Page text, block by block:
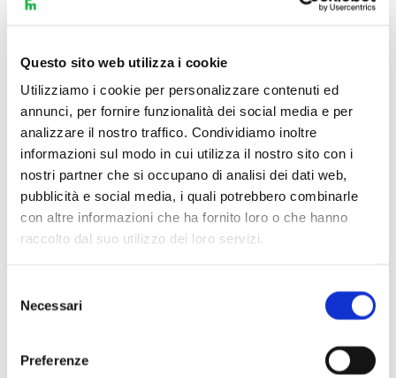
Questo sito web utilizza i cookie
Utilizziamo i cookie per personalizzare contenuti ed
annunci, per fornire funzionalità dei social media e per
analizzare il nostro traffico. Condividiamo inoltre
informazioni sul modo in cui utilizza il nostro sito con i
nostri partner che si occupano di analisi dei dati web,
pubblicità e social media, i quali potrebbero combinarle
con altre informazioni che ha fornito loro o che hanno
raccolto dal suo utilizzo dei loro servizi.
delNecessari
Preferenze